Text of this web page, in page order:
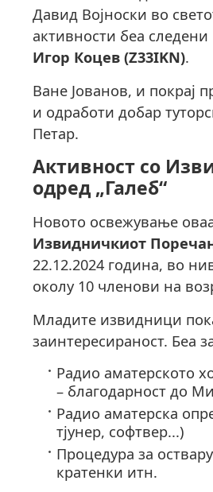
Давид Војноски во
активности беа
Игор Коцев (Z33IKN).
Ване Јованов, и покрај
и одработи добар
Петар.
Активност со
одред „Галеб“
Новото освежување
Извидничкиот
22.12.2024 година, во
околу 10 членови на
Младите извидници
заинтересираност. Беа
Радио аматерското
– благодарност до
Радио аматерска
тјунер, софтвер...)
Процедура за
кратенки итн.